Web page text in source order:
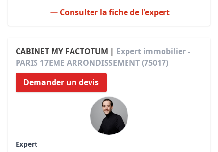
Consulter la fiche de l'expert
CABINET MY FACTOTUM | Expert immobilier -
PARIS 17EME ARRONDISSEMENT (75017)
Demander un devis
Expert